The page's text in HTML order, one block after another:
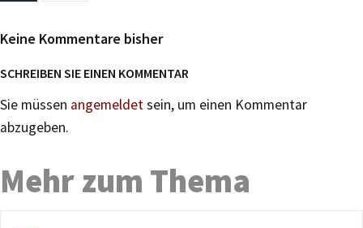
Keine Kommentare bisher
SCHREIBEN SIE EINEN KOMMENTAR
Sie müssen angemeldetsein, um einen Kommentar
abzugeben.
Mehr zum Thema